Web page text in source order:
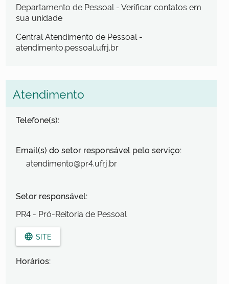
Departamento de Pessoal - Verificar contatos em
sua unidade
Central Atendimento de Pessoal -
atendimento.pessoal.ufrj.br
Atendimento
Telefone(s):
Email(s) do setor responsável pelo serviço:
atendimento@pr4.ufrj.br
Setor responsável:
PR4 - Pró-Reitoria de Pessoal
language SITE
Horários: